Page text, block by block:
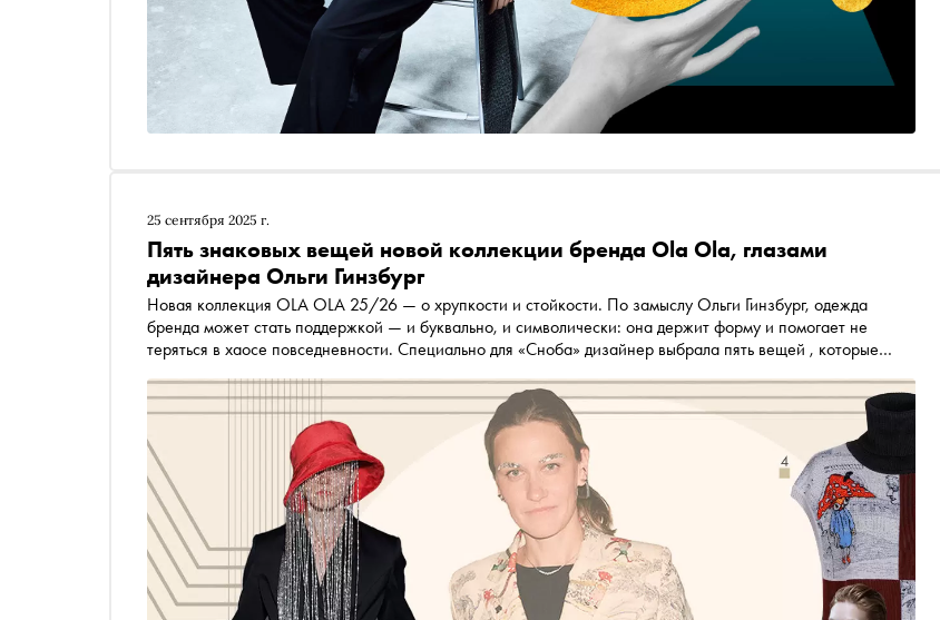
25 сентября 2025 г.
Пять знаковых вещей новой коллекции бренда Ola Ola, глазами
дизайнера Ольги Гинзбург
Новая коллекция OLA OLA 25/26 — о хрупкости и стойкости. По замыслу Ольги Гинзбург, одежда
бренда может стать поддержкой — и буквально, и символически: она держит форму и помогает не
теряться в хаосе повседневности. Специально для «Сноба» дизайнер выбрала пять вещей , которые